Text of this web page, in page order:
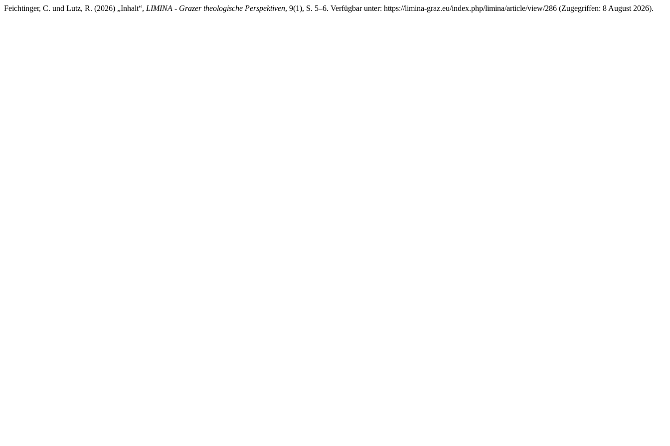
Feichtinger, C. und Lutz, R. (2026) „Inhalt“, LIMINA - Grazer theologische Perspektiven, 9(1), S. 5–6. Verfügbar unter: https://limina-graz.eu/index.php/limina/article/view/286 (Zugegriffen: 8 August 2026).